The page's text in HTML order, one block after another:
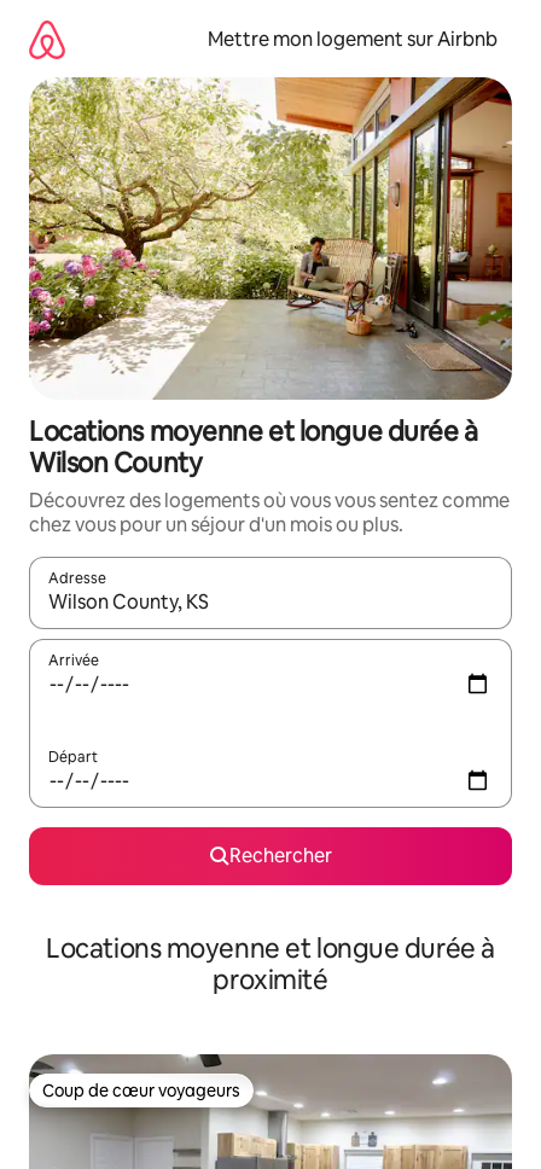
directement
contenu
Mettre mon logement sur Airbnb
Locations moyenne et longue durée à
Wilson County
Découvrez des logements où vous vous sentez comme
chez vous pour un séjour d'un mois ou plus.
Adresse
Lorsque les résultats s'affichent, utilisez les flèches vers le
Arrivée
Départ
Rechercher
Locations moyenne et longue durée à
proximité
Coup de cœur voyageurs
Coup de cœur voyageurs